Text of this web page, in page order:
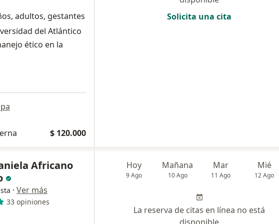
adultos, gestantes
del Atlántico
ético en la
$ 120.000
Solicita una cita
Africano
· Ver más
33 opiniones
Hoy
9 Ago
Mañana
10 Ago
Mar
11 Ago
Mié
12 Ago
La reserva de citas en línea no está